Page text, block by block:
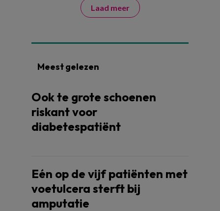
Laad meer
Meest gelezen
Ook te grote schoenen
riskant voor
diabetespatiënt
Eén op de vijf patiënten met
voetulcera sterft bij
amputatie